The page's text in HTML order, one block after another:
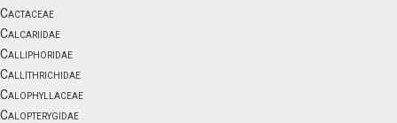
Cactaceae
Calcariidae
Calliphoridae
Callithrichidae
Calophyllaceae
Calopterygidae